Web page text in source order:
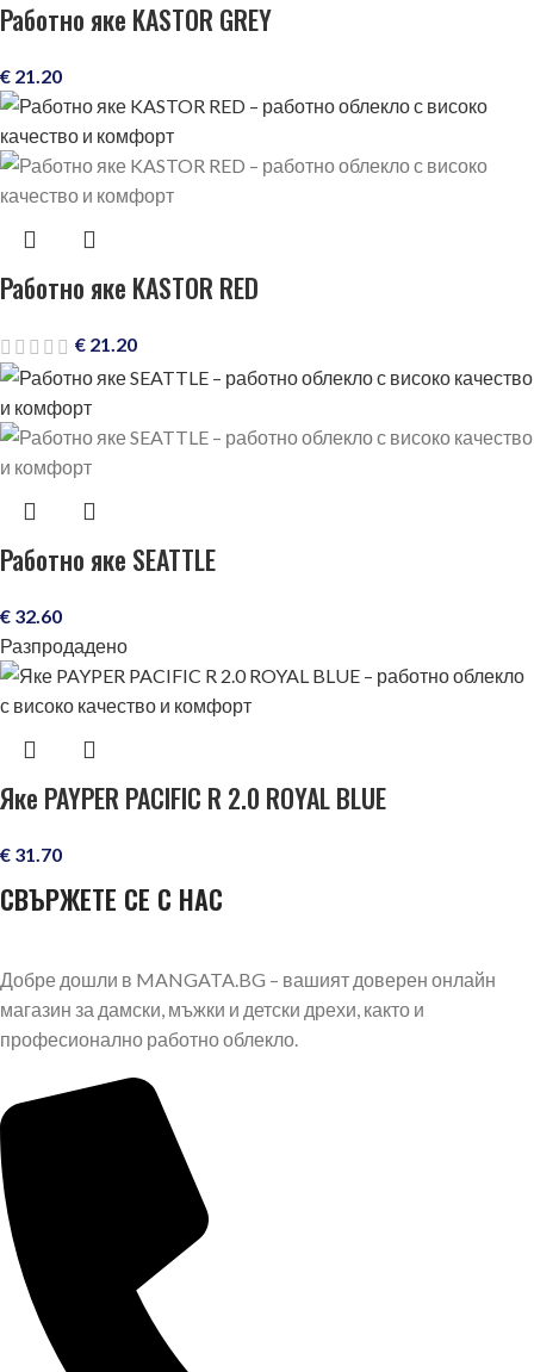
Работно яке KASTOR GREY
€ 21.20
Работно яке KASTOR RED
€ 21.20
Работно яке SEATTLE
€ 32.60
Разпродадено
Яке PAYPER PACIFIC R 2.0 ROYAL BLUE
€ 31.70
СВЪРЖЕТЕ СЕ С НАС
Добре дошли в MANGATA.BG – вашият доверен онлайн
магазин за дамски, мъжки и детски дрехи, както и
професионално работно облекло.